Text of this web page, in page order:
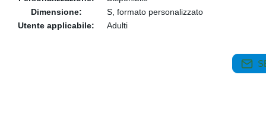
Dimensione:
S, formato personalizzato
Utente applicabile:
Adulti